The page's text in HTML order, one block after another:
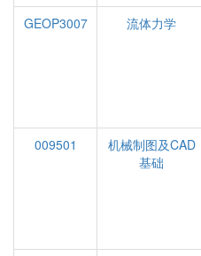
GEOP3007
流体力学
009501
机械制图及CAD
基础